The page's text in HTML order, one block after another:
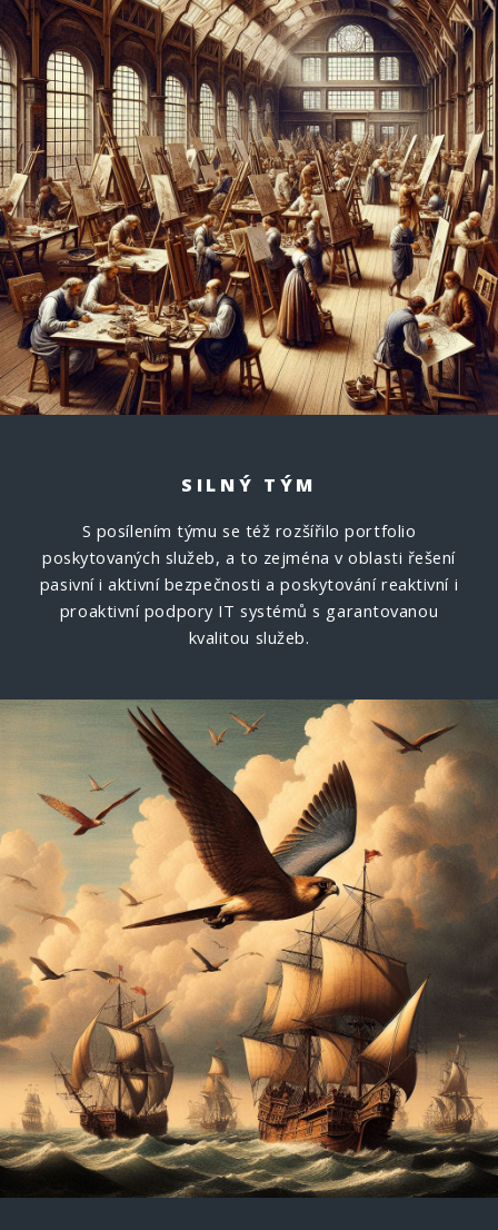
SILNÝ TÝM
S posílením týmu se též rozšířilo portfolio
poskytovaných služeb, a to zejména v oblasti řešení
pasivní i aktivní bezpečnosti a poskytování reaktivní i
proaktivní podpory IT systémů s garantovanou
kvalitou služeb.